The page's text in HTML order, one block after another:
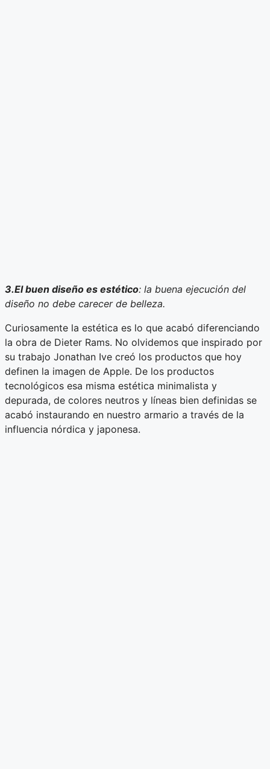
3.El buen diseño es estético: la buena ejecución del
diseño no debe carecer de belleza.
Curiosamente la estética es lo que acabó diferenciando
la obra de Dieter Rams. No olvidemos que inspirado por
su trabajo Jonathan Ive creó los productos que hoy
definen la imagen de Apple. De los productos
tecnológicos esa misma estética minimalista y
depurada, de colores neutros y líneas bien definidas se
acabó instaurando en nuestro armario a través de la
influencia nórdica y japonesa.